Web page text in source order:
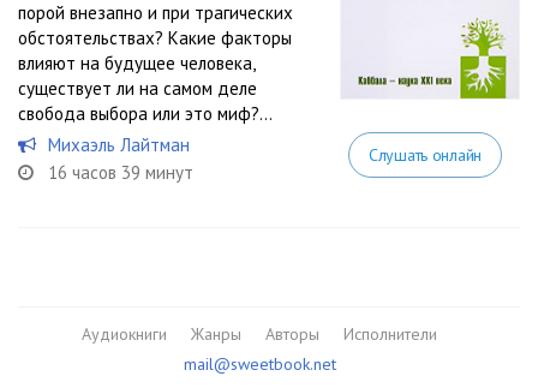
порой внезапно и при трагических
обстоятельствах? Какие факторы
влияют на будущее человека,
существует ли на самом деле
свобода выбора или это миф?...
Михаэль Лайтман
16 часов 39 минут
Слушать онлайн
Аудиокниги Жанры Авторы
Исполнители
mail@sweetbook.net